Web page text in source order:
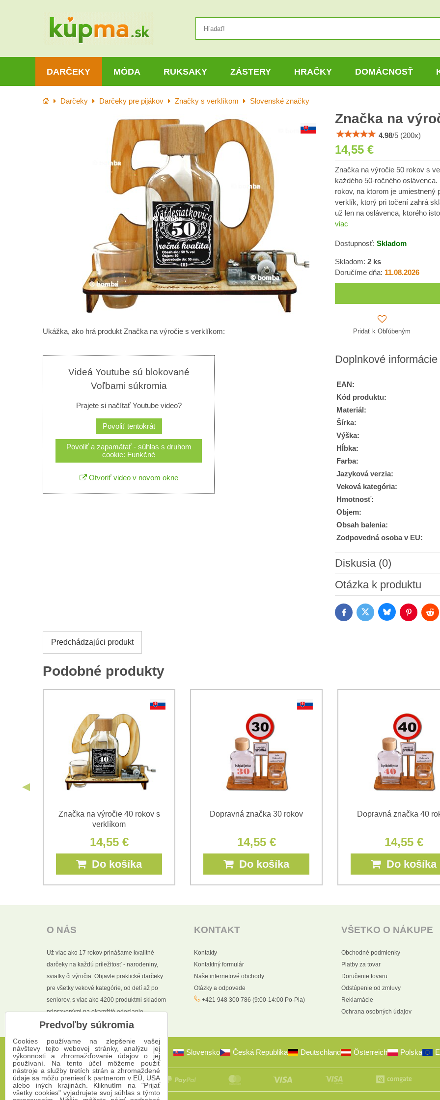
DARČEKY MÓDA RUKSAKY ZÁSTERY HRAČKY DOMÁCNOSŤ
Úvod Darčeky Darčeky pre pijákov Značky s verklíkom Slovenské značky
Ukážka, ako hrá produkt Značka na výročie s verklíkom:
Videá Youtube sú blokované
Voľbami súkromia
Prajete si načítať Youtube video?
Povoliť tentokrát
Povoliť a zapamätať - súhlas s druhom
cookie: Funkčné
Otvoriť video v novom okne
Značka na
4.98/5 (200x)
14,55 €
Značka na výročie 50 rokov s
každého 50-ročného
rokov, na ktorom je umiestnený
verklík, ktorý pri točení zahrá
už len na oslávenca, ktorého
viac
Dostupnosť: Skladom
Skladom: 2 ks
Doručíme dňa: 11.08.2026
Pridať k Obľúbeným
Doplnkové informácie
EAN:
Kód produktu:
Materiál:
Šírka:
Výška:
Hĺbka:
Farba:
Jazyková verzia:
Veková kategória:
Hmotnosť:
Objem:
Obsah balenia:
Zodpovedná osoba v EU:
Diskusia (0)
Nový komentár
Oboznámil som sa s
Otázka k produktu
FacebookTwitter BlueskyPinterest
Predchádzajúci produkt
Podobné produkty
Značka na výročie 40 rokov s
verklíkom
14,55 €
Do košíka
Dopravná značka 30 rokov
14,55 €
Do košíka
Dopravná značka 40
14,55 €
Do košíka
O NÁS
Už viac ako 17 rokov prinášame kvalitné
darčeky na každú príležitosť - narodeniny,
sviatky či výročia. Objavte praktické darčeky
pre všetky vekové kategórie, od detí až po
seniorov, s viac ako 4200 produktmi skladom
pripravenými na okamžité odoslanie.
KONTAKT
Kontakty
Kontaktný formulár
Naše internetové obchody
Otázky a odpovede
+421 948 300 786 (9:00-14:00 Po-Pia)
VŠETKO O NÁKUPE
Obchodné podmienky
Platby za tovar
Doručenie tovaru
Odstúpenie od zmluvy
Reklamácie
Ochrana osobných údajov
Slovensko Česká Republika Deutschland Österreich Polska
Predvoľby súkromia
Cookies používame na zlepšenie vašej
návštevy tejto webovej stránky, analýzu jej
výkonnosti a zhromažďovanie údajov o jej
používaní. Na tento účel môžeme použiť
nástroje a služby tretích strán a zhromaždené
údaje sa môžu preniesť k partnerom v EÚ, USA
alebo iných krajinách. Kliknutím na "Prijať
všetky cookies" vyjadrujete svoj súhlas s týmto